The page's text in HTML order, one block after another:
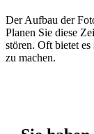
Der Aufbau der
Planen Sie diese
stören. Oft bietet
zu machen.